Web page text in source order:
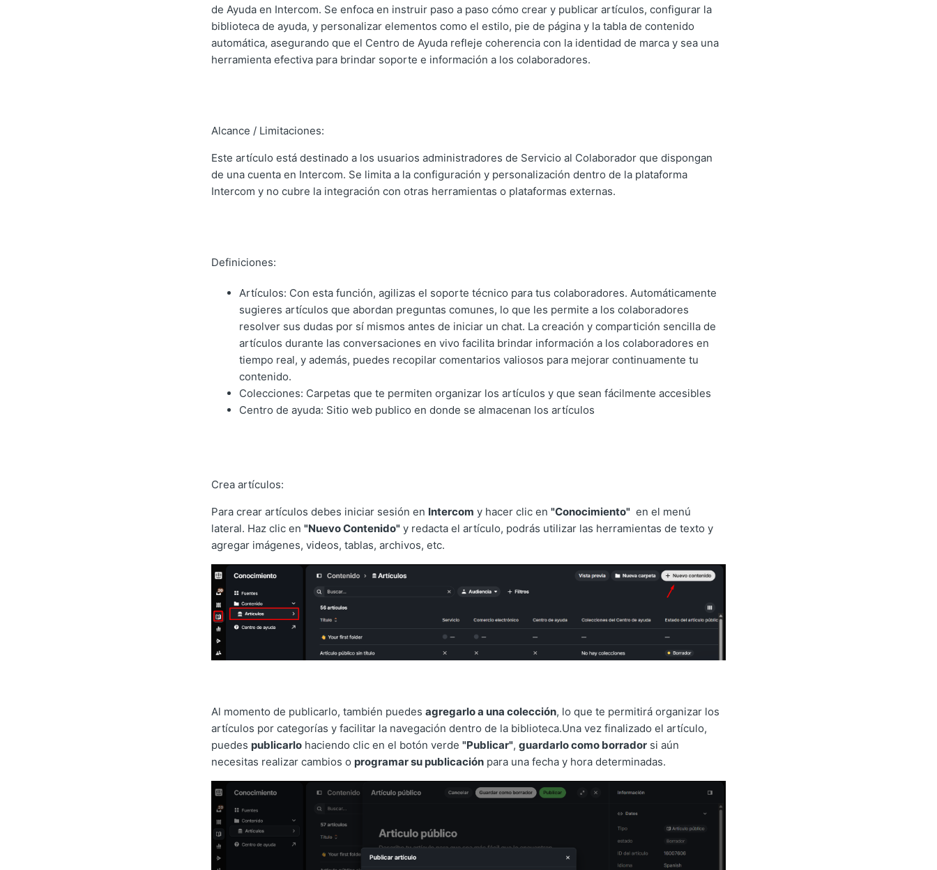
de Ayuda en Intercom. Se enfoca en instruir paso a paso cómo crear y publicar artículos, configurar la
biblioteca de ayuda, y personalizar elementos como el estilo, pie de página y la tabla de contenido
automática, asegurando que el Centro de Ayuda refleje coherencia con la identidad de marca y sea una
herramienta efectiva para brindar soporte e información a los colaboradores.
Alcance / Limitaciones:
Este artículo está destinado a los usuarios administradores de Servicio al Colaborador que dispongan
de una cuenta en Intercom. Se limita a la configuración y personalización dentro de la plataforma
Intercom y no cubre la integración con otras herramientas o plataformas externas.
Definiciones:
Artículos: Con esta función, agilizas el soporte técnico para tus colaboradores. Automáticamente
sugieres artículos que abordan preguntas comunes, lo que les permite a los colaboradores
resolver sus dudas por sí mismos antes de iniciar un chat. La creación y compartición sencilla de
artículos durante las conversaciones en vivo facilita brindar información a los colaboradores en
tiempo real, y además, puedes recopilar comentarios valiosos para mejorar continuamente tu
contenido.
Colecciones: Carpetas que te permiten organizar los artículos y que sean fácilmente accesibles
Centro de ayuda: Sitio web publico en donde se almacenan los artículos
Crea artículos:
Para crear artículos debes iniciar sesión en Intercom y hacer clic en "Conocimiento" en el menú
lateral. Haz clic en "Nuevo Contenido" y redacta el artículo, podrás utilizar las herramientas de texto y
agregar imágenes, videos, tablas, archivos, etc.
Al momento de publicarlo, también puedes agregarlo a una colección, lo que te permitirá organizar los
artículos por categorías y facilitar la navegación dentro de la biblioteca.Una vez finalizado el artículo,
puedes publicarlohaciendo clic en el botón verde "Publicar", guardarlo como borradorsi aún
necesitas realizar cambios o programar su publicaciónpara una fecha y hora determinadas.